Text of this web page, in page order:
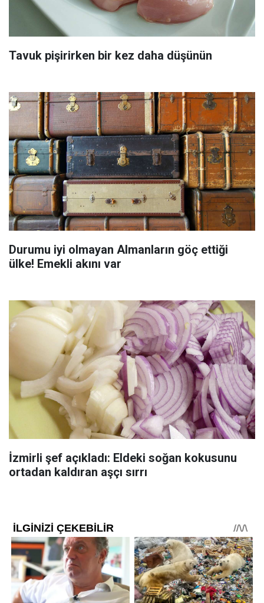
Tavuk pişirirken bir kez daha düşünün
Durumu iyi olmayan Almanların göç ettiği
ülke! Emekli akını var
İzmirli şef açıkladı: Eldeki soğan kokusunu
ortadan kaldıran aşçı sırrı